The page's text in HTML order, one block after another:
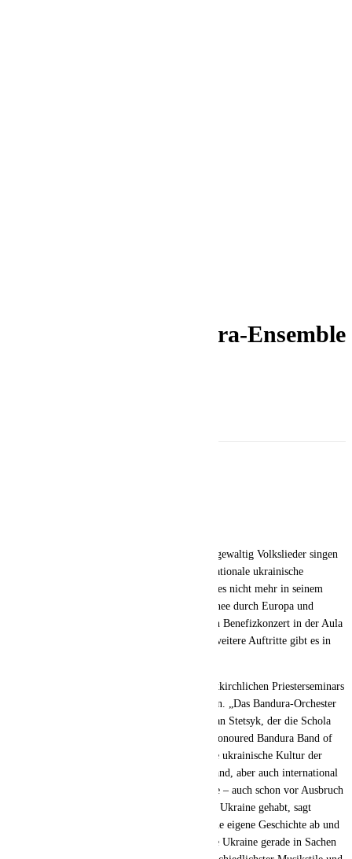
ukrainischem Bandura-Ensemble
Sie sind 50 Männer aus der Ukraine, die stimmgewaltig Volkslieder singen
und zugleich auf ihren Banduras spielen: Das nationale ukrainische
Bandura-Orchester, das seit Ausbruch des Krieges nicht mehr in seinem
Heimatland auftreten kann, ist derzeit auf Tournee durch Europa und
besucht auch die Region. Am 15. Juni findet ein Benefizkonzert in der Aula
der Katholischen Universität in Eichstätt statt, weitere Auftritte gibt es in
Auf Einladung des Collegium Orientale, des ostkirchlichen Priesterseminars
in Eichstätt, gastiert das Ensemble in der Region. „Das Bandura-Orchester
ist in der Ukraine sehr bekannt“, berichtet Ruslan Stetsyk, der die Schola
des Collegium Orientale leitet. Die „National Honoured Bandura Band of
Ukraine“ habe es sich zur Aufgabe gemacht, die ukrainische Kultur der
Volks- und Kosakenlieder zu pflegen und im Land, aber auch international
bekannter zu machen. Die russische Kultur habe – auch schon vor Ausbruch
des Krieges – einen wachsenden Einfluss in der Ukraine gehabt, sagt
Stetsyk. Wladimir Putin spricht der Ukraine eine eigene Geschichte ab und
damit auch eine eigene Kultur. Dabei bringe die Ukraine gerade in Sachen